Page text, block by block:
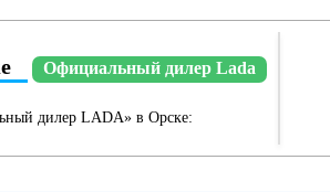
Официальный дилер Lada
дилер LADA» в Орске: